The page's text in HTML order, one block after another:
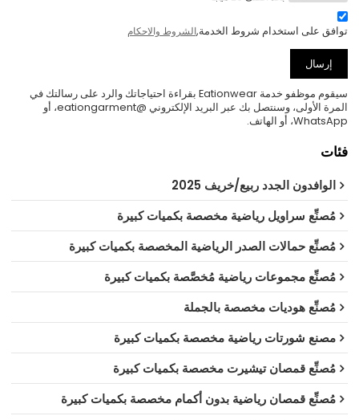
توافق على استخدام شروط الخدمة,الشروط والاحكام
إرسال
سيقوم موظفو خدمة Eationwear بقراءة احتياجاتك والرد على رسالتك في
المرة الأولى، وسنتصل بك عبر البريد الإلكتروني @eationgarment، أو
WhatsApp، أو الهاتف.
فئات
الوافدون الجدد ربيع/خريف 2025
مُصنِّع سراويل رياضية مخصصة بكميات كبيرة
مُصنِّع حمالات الصدر الرياضية المخصصة بكميات كبيرة
مُصنِّع مجموعات رياضية مُخصَّصة بكميات كبيرة
مُصنِّع هوديات مخصصة بالجملة
مصنع شورتات رياضية مخصصة بكميات كبيرة
مُصنِّع قمصان تيشيرت مخصصة بكميات كبيرة
مُصنِّع قمصان رياضية بدون أكمام مخصصة بكميات كبيرة